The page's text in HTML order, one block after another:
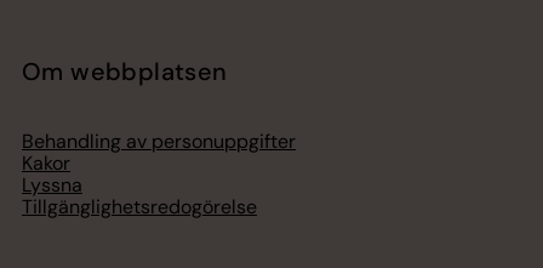
Om webbplatsen
Behandling av personuppgifter
Kakor
Lyssna
Tillgänglighetsredogörelse